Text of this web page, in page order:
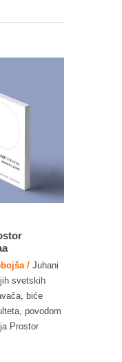
/ Juhani
svetskih
biće
povodom
Prostor